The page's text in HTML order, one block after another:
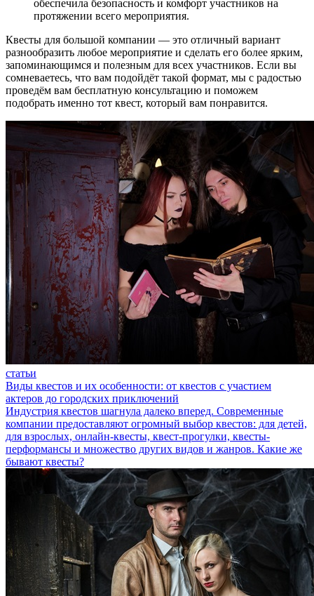
обеспечила безопасность и комфорт участников на
протяжении всего мероприятия.
Квесты для большой компании — это отличный вариант
разнообразить любое мероприятие и сделать его более ярким,
запоминающимся и полезным для всех участников. Если вы
сомневаетесь, что вам подойдёт такой формат, мы с радостью
проведём вам бесплатную консультацию и поможем
подобрать именно тот квест, который вам понравится.
статьи
Виды квестов и их особенности: от квестов с участием
актеров до городских приключений
Индустрия квестов шагнула далеко вперед. Современные
компании предоставляют огромный выбор квестов: для детей,
для взрослых, онлайн-квесты, квест-прогулки, квесты-
перформансы и множество других видов и жанров. Какие же
бывают квесты?